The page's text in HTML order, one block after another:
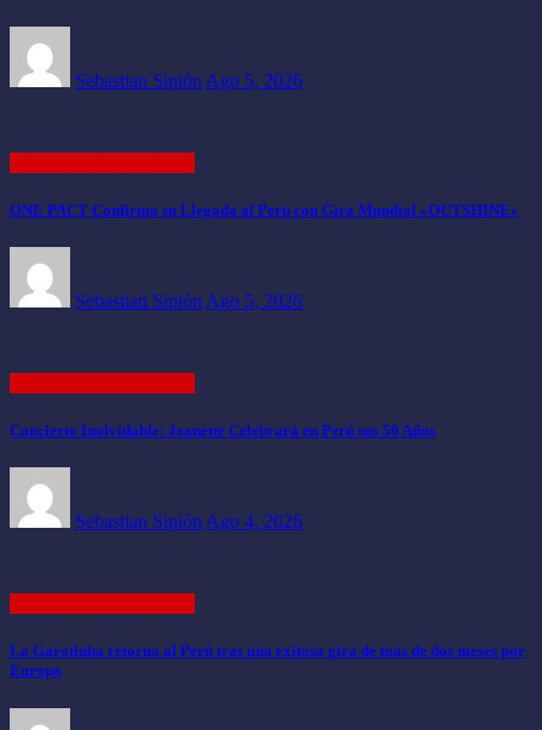
Sebastian Sipión Ago 5, 2026
ONE PACT Confirma su Llegada al Perú con Gira Mundial «OUTSHINE»
Sebastian Sipión Ago 5, 2026
Concierto Inolvidable: Jeanette Celebrará en Perú sus 50 Años
Sebastian Sipión Ago 4, 2026
La Garotinha retorna al Perú tras una exitosa gira de más de dos meses por
Europa